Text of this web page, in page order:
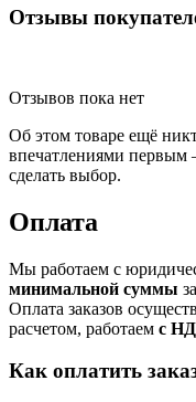
Отзывы
Отзывов пока нет
Об этом товаре ещё
впечатлениями первым
сделать выбор.
Оплата
Мы работаем с
минимальной суммы
Оплата заказов
расчетом, работаем с
Как оплатить